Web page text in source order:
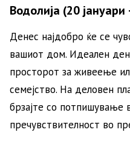
Водолија (20
Денес најдобро ќе се
вашиот дом. Идеален
просторот за живеење
семејство. На деловен
брзајте со
пречувствителност во